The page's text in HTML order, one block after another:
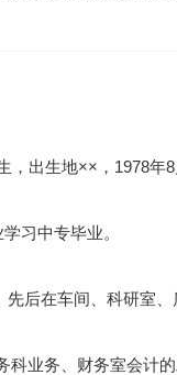
，出生地××，1978年
习中专毕业。
先后在车间、科研室
科业务、财务室会计